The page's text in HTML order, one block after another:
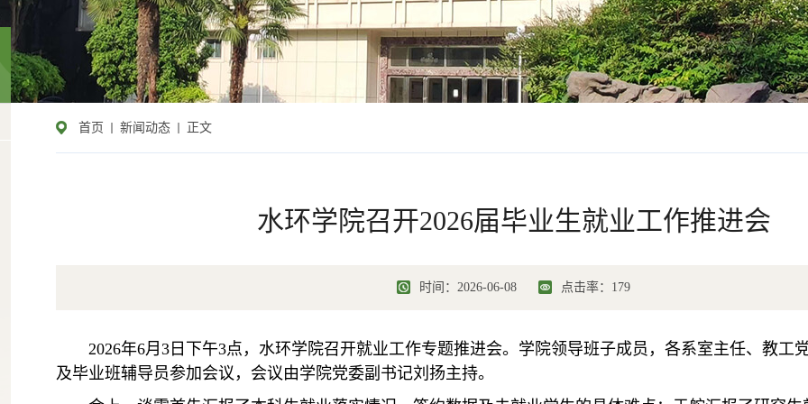
首页 新闻动态 正文
水环学院召开2026届毕业生就业工作推进会
时间：2026-06-08 点击率： 179
2026年6月3日下午3点，水环学院召开就业工作专题推进会。学院领导班子成员 ， 各系室主任、教工
及毕业班辅导员参加会议，会议由学院党委副书记刘扬主持。